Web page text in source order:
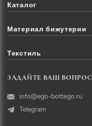
Каталог
Материал бижутерии
Текстиль
ЗАДАЙТЕ ВАШ ВОПРОС
info@ego-bottego.ru
Telegram